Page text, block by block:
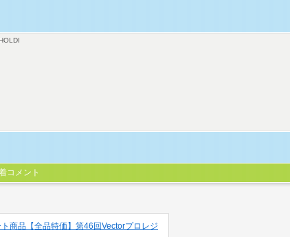
コメント